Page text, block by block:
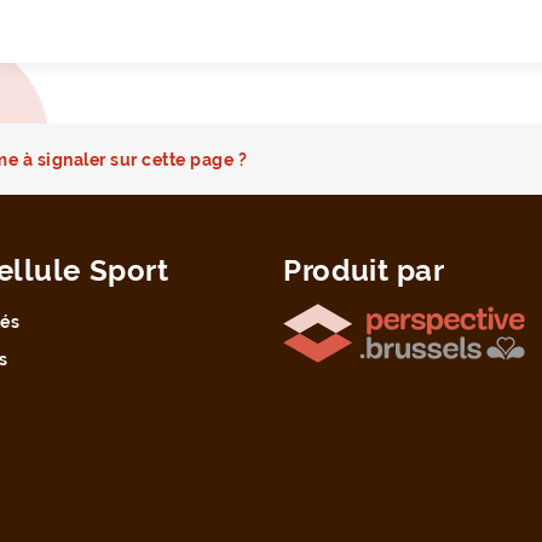
à signaler sur cette page ?
Sport Produit par